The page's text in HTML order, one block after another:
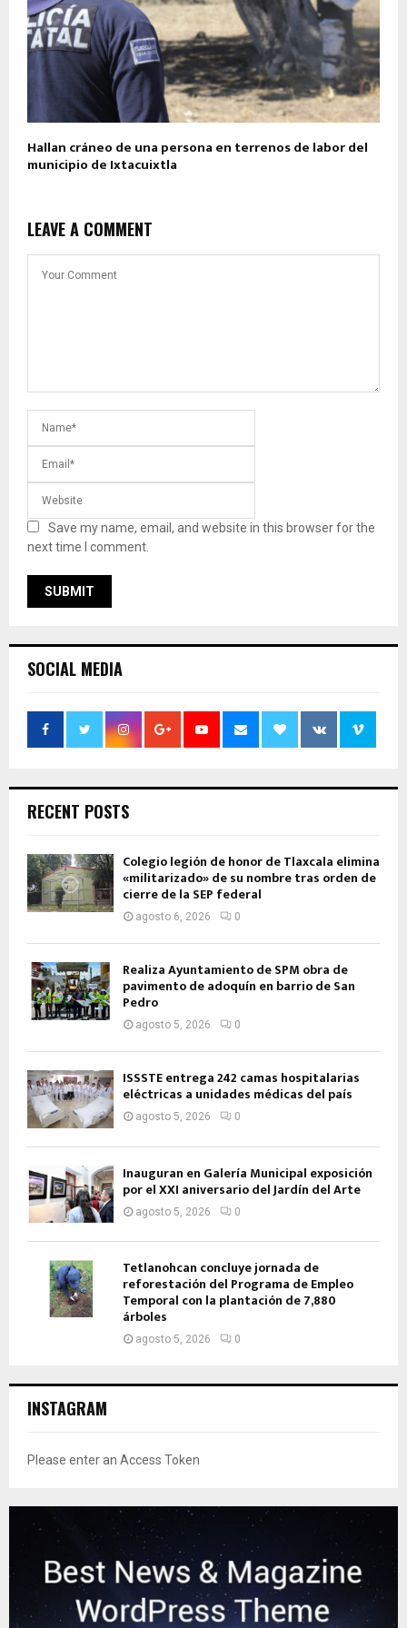
Hallan cráneo de una persona en terrenos de labor del
municipio de Ixtacuixtla
LEAVE A COMMENT
Save my name, email, and website in this browser for the
next time I comment.
SOCIAL MEDIA
RECENT POSTS
Colegio legión de honor de Tlaxcala elimina
«militarizado» de su nombre tras orden de
cierre de la SEP federal
agosto 6, 2026 0
Realiza Ayuntamiento de SPM obra de
pavimento de adoquín en barrio de San
Pedro
agosto 5, 2026 0
ISSSTE entrega 242 camas hospitalarias
eléctricas a unidades médicas del país
agosto 5, 2026 0
Inauguran en Galería Municipal exposición
por el XXI aniversario del Jardín del Arte
agosto 5, 2026 0
Tetlanohcan concluye jornada de
reforestación del Programa de Empleo
Temporal con la plantación de 7,880
árboles
agosto 5, 2026 0
INSTAGRAM
Please enter an Access Token